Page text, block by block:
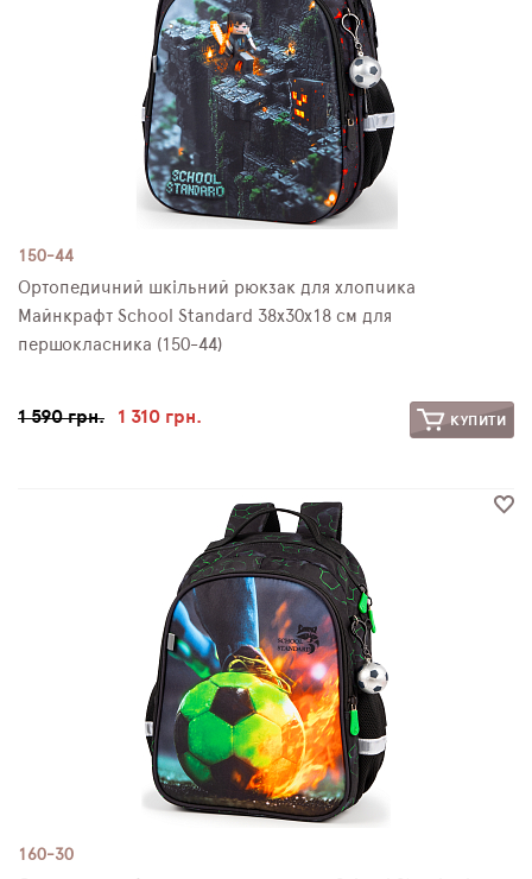
150-44
Ортопедичний шкільний рюкзак для хлопчика
Майнкрафт School Standard 38х30х18 см для
першокласника (150-44)
1 590 грн. 1 310 грн. КУПИТИ
160-30